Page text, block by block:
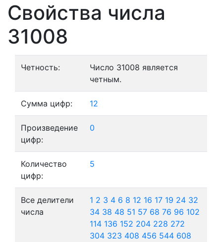
Свойства числа
31008
Четность:
Число 31008 является
четным.
Сумма цифр: 12
Произведение
цифр:
0
Количество
цифр:
5
Все делители
числа
1 2 3 4 6 8 12 16 17 19 24 32
34 38 48 51 57 68 76 96 102
114 136 152 204 228 272
304 323 408 456 544 608